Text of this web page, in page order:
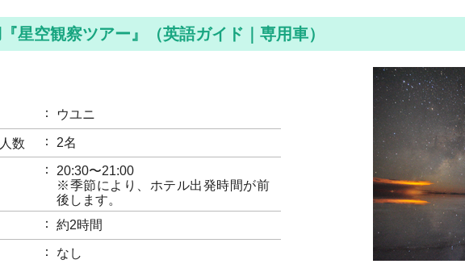
星空観察ツアー』（英語ガイド｜専用車）
ウユニ
数 2名
20:30〜21:00
※季節により、ホテル出発時間が前
後します。
約2時間
なし